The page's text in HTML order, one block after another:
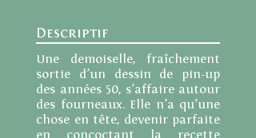
Descriptif
Une demoiselle, fraîchement
sortie d’un dessin de pin-up
des années 50, s’affaire autour
des fourneaux. Elle n’a qu’une
chose en tête, devenir parfaite
en concoctant la recette